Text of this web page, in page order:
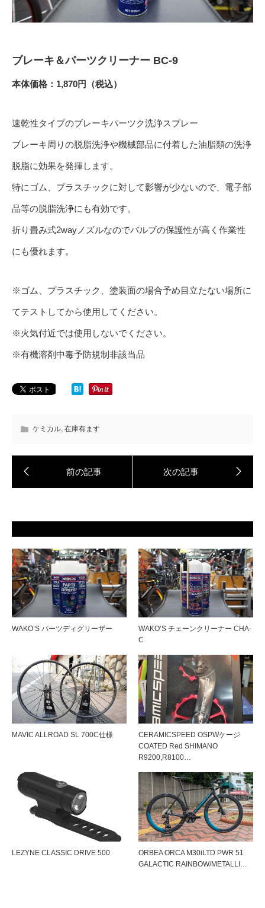
ブレーキ＆パーツクリーナー BC-9
本体価格：1,870円（税込）
速乾性タイプのブレーキパーツク洗浄スプレー
ブレーキ周りの脱脂洗浄や機械部品に付着した油脂類の洗浄
脱脂に効果を発揮します。
特にゴム、プラスチックに対して影響が少ないので、電子部
品等の脱脂洗浄にも有効です。
折り畳み式2wayノズルなのでバルブの保護性が高く作業性
にも優れます。
※ゴム、プラスチック、塗装面の場合予め目立たない場所に
てテストしてから使用してください。
※火気付近では使用しないでください。
※有機溶剤中毒予防規制非該当品
ケミカル 在庫有ます
WAKO’S パーツディグリーザー
WAKO’S チェーンクリーナー CHA-
C
MAVIC ALLROAD SL 700C仕様
CERAMICSPEED OSPWケージ
COATED Red SHIMANO
R9200,R8100…
LEZYNE CLASSIC DRIVE 500
ORBEA ORCA M30iLTD PWR 51
GALACTIC RAINBOW/METALLI…